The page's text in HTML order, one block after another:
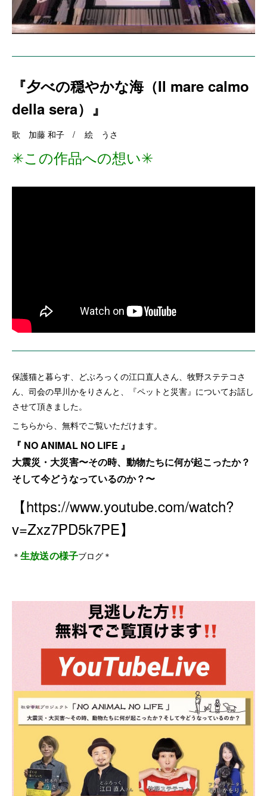
『夕べの穏やかな海（Il mare calmo
della sera）』
歌 加藤 和子 / 絵 うさ
✳︎この作品への想い✳︎
保護猫と暮らす、どぶろっくの江口直人さん、牧野ステテコさ
ん、司会の早川かをりさんと、『ペットと災害』についてお話し
させて頂きました。
こちらから、無料でご覧いただけます。
『 NO ANIMAL NO LIFE 』
大震災・大災害〜その時、動物たちに何が起こったか？
そして今どうなっているのか？〜
【https://www.youtube.com/watch?
v=Zxz7PD5k7PE】
＊ 生放送の様子ブログ＊